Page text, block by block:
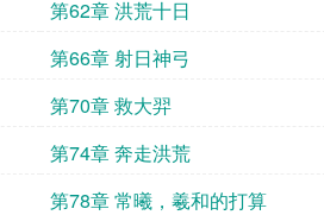
第62章 洪荒十日
第66章 射日神弓
第70章 救大羿
第74章 奔走洪荒
第78章 常曦，羲和的打算